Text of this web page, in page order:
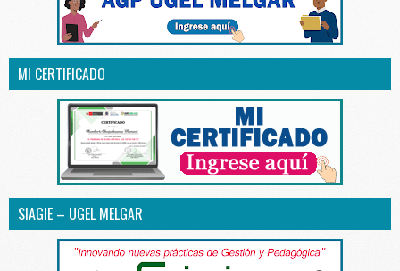
MI CERTIFICADO
SIAGIE – UGEL MELGAR